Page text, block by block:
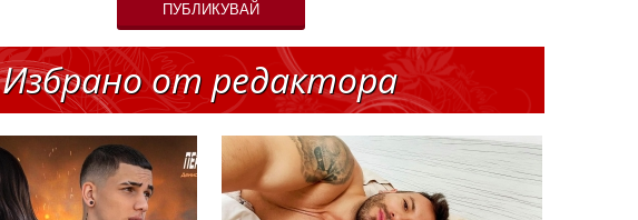
ПУБЛИКУВАЙ
Избрано от редактора